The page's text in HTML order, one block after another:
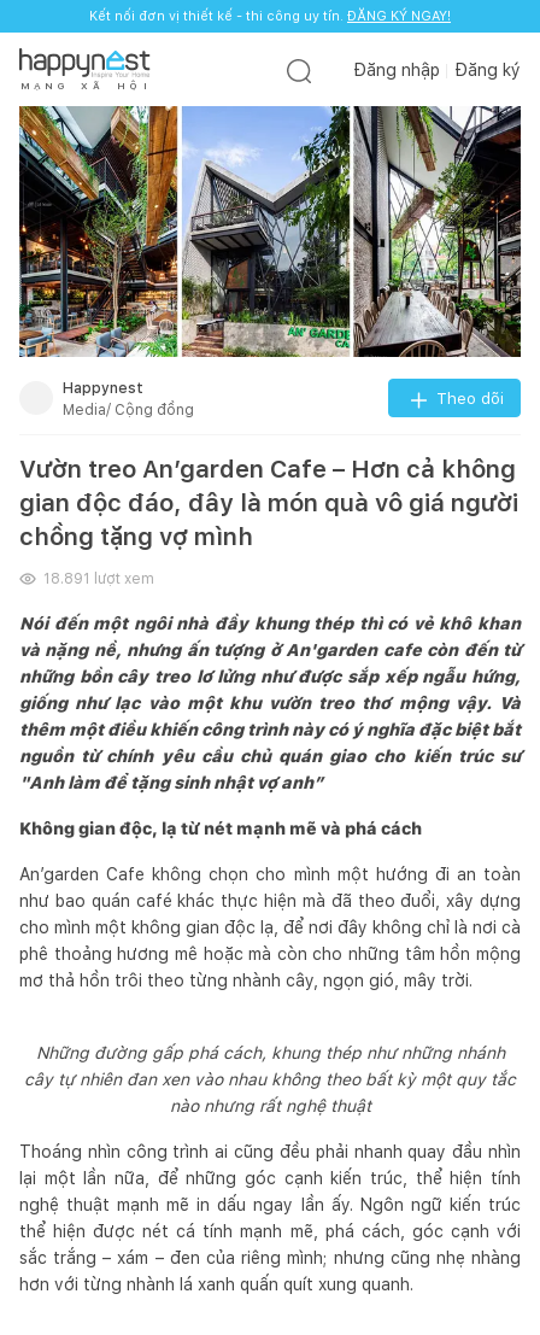
Kết nối đơn vị thiết kế - thi công uy tín. ĐĂNG KÝ NGAY!
M Ạ N G X Ã H Ộ I
Đăng nhập Đăng ký
Happynest
Media/ Cộng đồng
Theo dõi
Vườn treo An’garden Cafe – Hơn cả không
gian độc đáo, đây là món quà vô giá người
chồng tặng vợ mình
18.891 lượt xem
Nói đến một ngôi nhà đầy khung thép thì có vẻ khô khan
và nặng nề, nhưng ấn tượng ở An'garden cafe còn đến từ
những bồn cây treo lơ lửng như được sắp xếp ngẫu hứng,
giống như lạc vào một khu vườn treo thơ mộng vậy. Và
thêm một điều khiến công trình này có ý nghĩa đặc biệt bắt
nguồn từ chính yêu cầu chủ quán giao cho kiến trúc sư
"Anh làm để tặng sinh nhật vợ anh”
Không gian độc, lạ từ nét mạnh mẽ và phá cách
An’garden Cafe không chọn cho mình một hướng đi an toàn
như bao quán café khác thực hiện mà đã theo đuổi, xây dựng
cho mình một không gian độc lạ, để nơi đây không chỉ là nơi cà
phê thoảng hương mê hoặc mà còn cho những tâm hồn mộng
mơ thả hồn trôi theo từng nhành cây, ngọn gió, mây trời.
Những đường gấp phá cách, khung thép như những nhánh
cây tự nhiên đan xen vào nhau không theo bất kỳ một quy tắc
nào nhưng rất nghệ thuật
Thoáng nhìn công trình ai cũng đều phải nhanh quay đầu nhìn
lại một lần nữa, để những góc cạnh kiến trúc, thể hiện tính
nghệ thuật mạnh mẽ in dấu ngay lần ấy. Ngôn ngữ kiến trúc
thể hiện được nét cá tính mạnh mẽ, phá cách, góc cạnh với
sắc trắng – xám – đen của riêng mình; nhưng cũng nhẹ nhàng
hơn với từng nhành lá xanh quấn quít xung quanh.